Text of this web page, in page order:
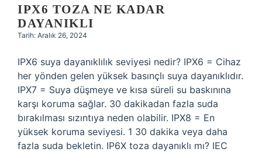
IPX6 TOZA NE KADAR
DAYANIKLI
Tarih: Aralık 26, 2024
IPX6 suya dayanıklılık seviyesi nedir? IPX6 = Cihaz
her yönden gelen yüksek basınçlı suya dayanıklıdır.
IPX7 = Suya düşmeye ve kısa süreli su baskınına
karşı koruma sağlar. 30 dakikadan fazla suda
bırakılması sızıntıya neden olabilir. IPX8 = En
yüksek koruma seviyesi. 1 30 dakika veya daha
fazla suda bekletin. IP6X toza dayanıklı mı? IEC